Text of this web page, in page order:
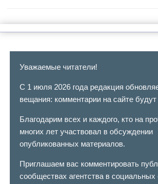
Уважаемые читатели!
С 1 июля 2026 года редакция
вещания: комментарии на сайте
Благодарим всех и каждого, кто на
многих лет участвовал в обсуждении
опубликованных материалов.
Приглашаем вас комментировать
сообществах агентства в социальных